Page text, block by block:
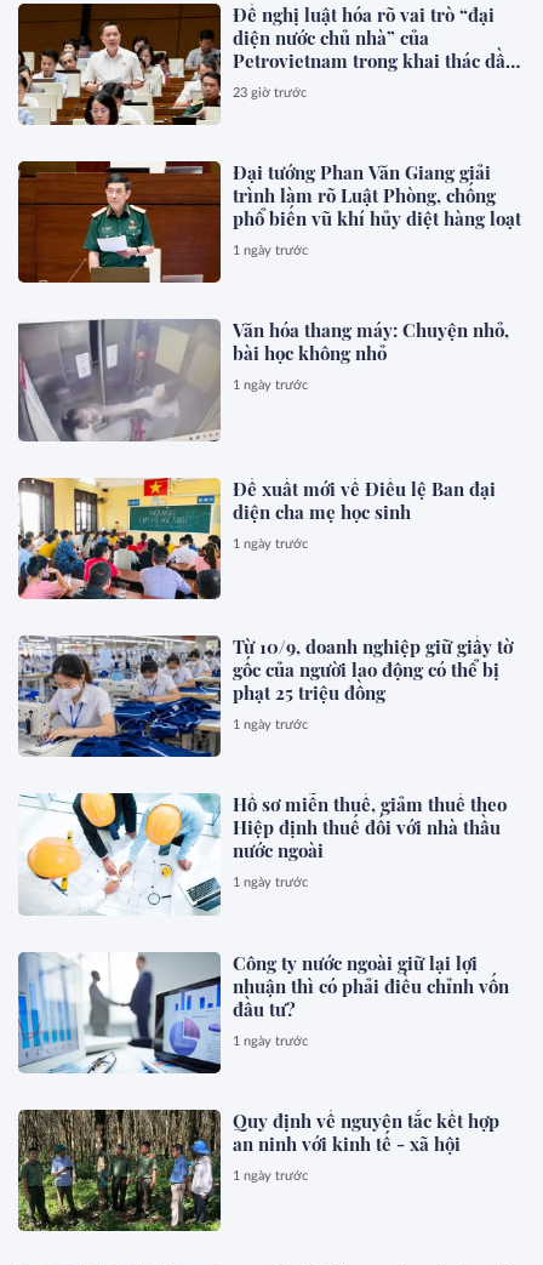
Đề nghị luật hóa rõ vai trò “đại
diện nước chủ nhà” của
Petrovietnam trong khai thác dầu
khí
23 giờ trước
Đại tướng Phan Văn Giang giải
trình làm rõ Luật Phòng, chống
phổ biến vũ khí hủy diệt hàng loạt
1 ngày trước
Văn hóa thang máy: Chuyện nhỏ,
bài học không nhỏ
1 ngày trước
Đề xuất mới về Điều lệ Ban đại
diện cha mẹ học sinh
1 ngày trước
Từ 10/9, doanh nghiệp giữ giấy tờ
gốc của người lao động có thể bị
phạt 25 triệu đồng
1 ngày trước
Hồ sơ miễn thuế, giảm thuế theo
Hiệp định thuế đối với nhà thầu
nước ngoài
1 ngày trước
Công ty nước ngoài giữ lại lợi
nhuận thì có phải điều chỉnh vốn
đầu tư?
1 ngày trước
Quy định về nguyên tắc kết hợp
an ninh với kinh tế - xã hội
1 ngày trước